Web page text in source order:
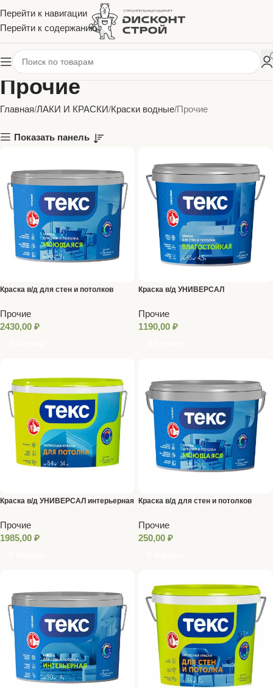
Перейти к навигации
Перейти к содержанию
Прочие
Главная ЛАКИ И КРАСКИ Краски водные Прочие
Показать панель
Краска в/д для стен и потолков
Прочие
2430,00 ₽
Краска в/д УНИВЕРСАЛ
Прочие
1190,00 ₽
Краска в/д УНИВЕРСАЛ интерьерная
Прочие
1985,00 ₽
Краска в/д для стен и потолков
Прочие
250,00 ₽